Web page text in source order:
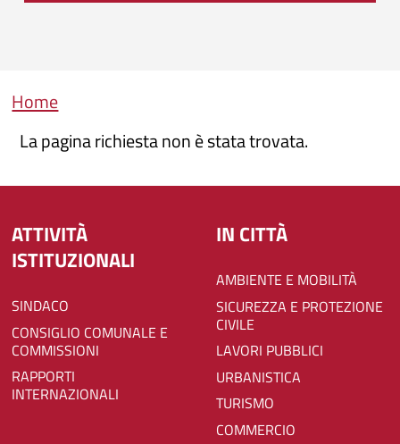
Briciole di pane
Home
La pagina richiesta non è stata trovata.
ATTIVITÀ
ISTITUZIONALI
SINDACO
CONSIGLIO COMUNALE E
COMMISSIONI
RAPPORTI
INTERNAZIONALI
IN CITTÀ
AMBIENTE E MOBILITÀ
SICUREZZA E PROTEZIONE
CIVILE
LAVORI PUBBLICI
URBANISTICA
TURISMO
COMMERCIO